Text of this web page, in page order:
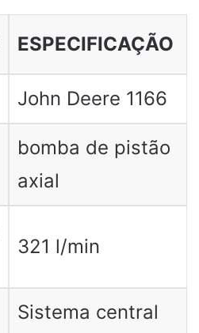
ESPECIFICAÇÃO
John Deere 1166
bomba de pistão
axial
321 l/min
Sistema central